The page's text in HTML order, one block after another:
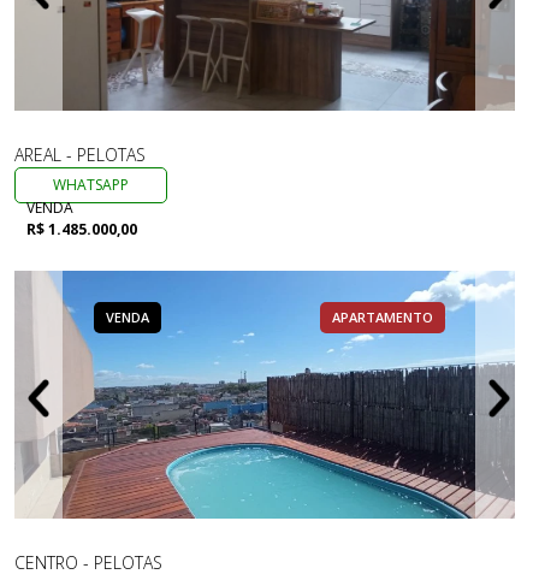
AREAL - PELOTAS
WHATSAPP
VENDA
R$ 1.485.000,00
VENDA APARTAMENTO
CENTRO - PELOTAS